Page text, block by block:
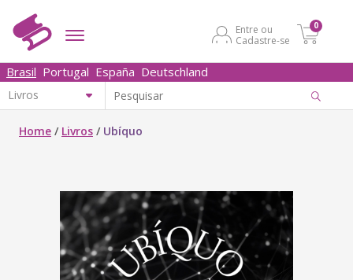
Entre ou
Cadastre-se
0
Brasil Portugal España Deutschland
Home / Livros / Ubíquo